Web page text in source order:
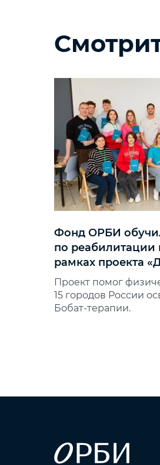
Фонд ОРБИ
по реабилитации
рамках проекта
Проект помог
15 городов России
Бобат‑терапии.